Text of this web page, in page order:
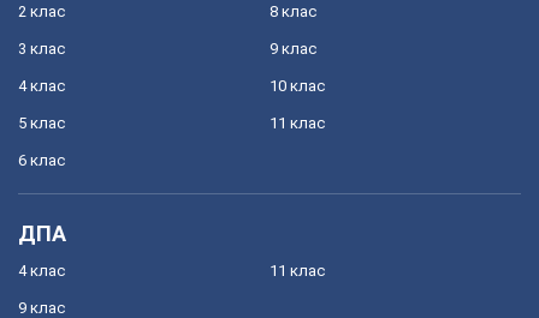
2 клас
3 клас
4 клас
5 клас
6 клас
8 клас
9 клас
10 клас
11 клас
ДПА
4 клас
9 клас
11 клас